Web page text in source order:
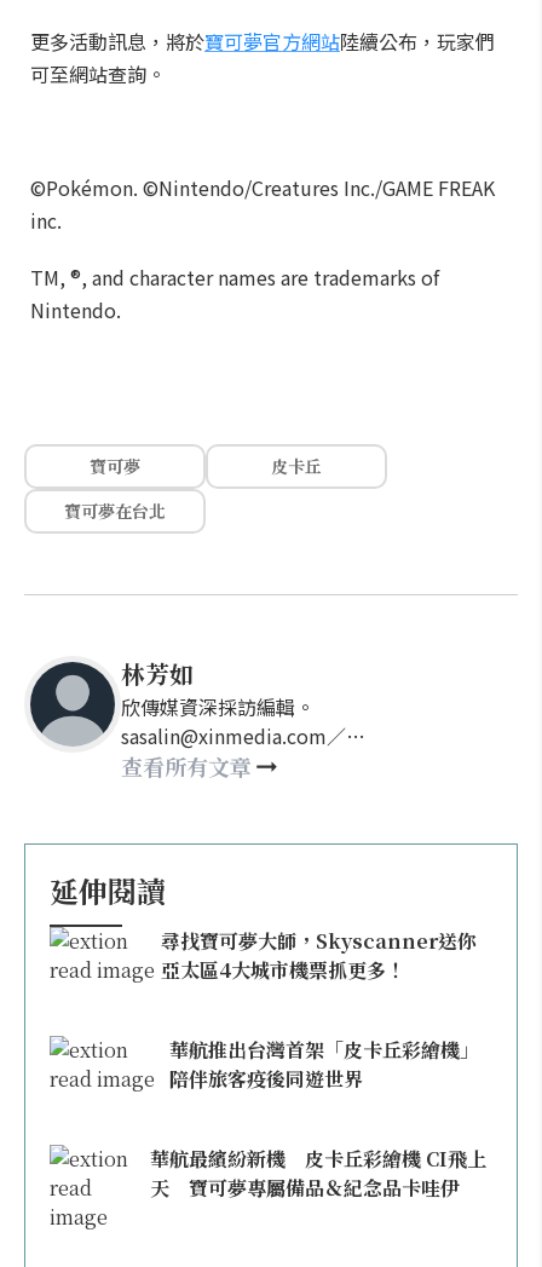
更多活動訊息，將於寶可夢官方網站陸續公布，玩家們
可至網站查詢。
©Pokémon. ©Nintendo/Creatures Inc./GAME FREAK
inc.
TM, ®, and character names are trademarks of
Nintendo.
寶可夢
皮卡丘
寶可夢在台北
林芳如
欣傳媒資深採訪編輯。
sasalin@xinmedia.com／
happy21917@gmail.com
查看所有文章
延伸閱讀
尋找寶可夢大師，Skyscanner送你
亞太區4大城市機票抓更多！
華航推出台灣首架「皮卡丘彩繪機」
陪伴旅客疫後同遊世界
華航最繽紛新機 皮卡丘彩繪機 CI飛上
天 寶可夢專屬備品＆紀念品卡哇伊